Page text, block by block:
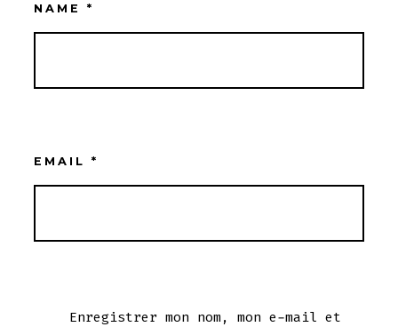
NAME *
EMAIL *
Enregistrer mon nom, mon e-mail et